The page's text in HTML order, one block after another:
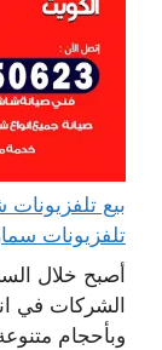
تلفزيونات
أصبح خلال
الشركات في